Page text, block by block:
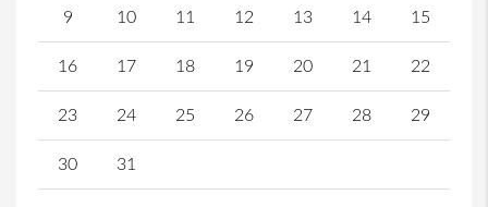
9 10 11 12 13 14 15
16 17 18 19 20 21 22
23 24 25 26 27 28 29
30 31